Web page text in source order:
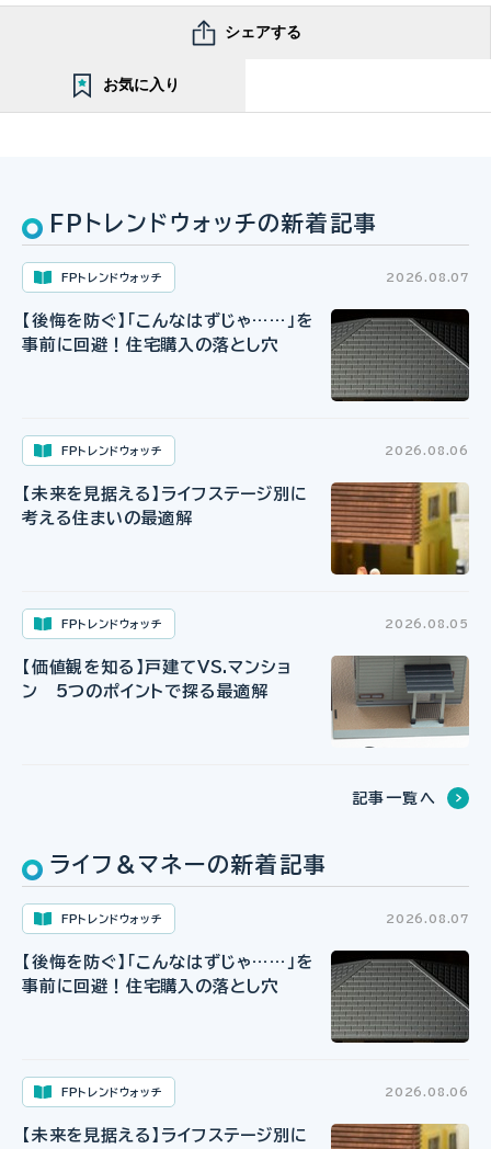
シェアする
お気に入り
FPトレンドウォッチの新着記事
FPトレンドウォッチ 2026.08.07
【後悔を防ぐ】「こんなはずじゃ……」を
事前に回避！住宅購入の落とし穴
FPトレンドウォッチ 2026.08.06
【未来を見据える】ライフステージ別に
考える住まいの最適解
FPトレンドウォッチ 2026.08.05
【価値観を知る】戸建てVS.マンショ
ン 5つのポイントで探る最適解
記事一覧へ
ライフ＆マネーの新着記事
FPトレンドウォッチ 2026.08.07
【後悔を防ぐ】「こんなはずじゃ……」を
事前に回避！住宅購入の落とし穴
FPトレンドウォッチ 2026.08.06
【未来を見据える】ライフステージ別に